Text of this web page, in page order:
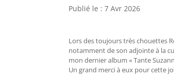
Publié le : 7 Avr 2026
Lors des toujours très chouettes
notamment de son adjointe à la
mon dernier album « Tante
Un grand merci à eux pour cette